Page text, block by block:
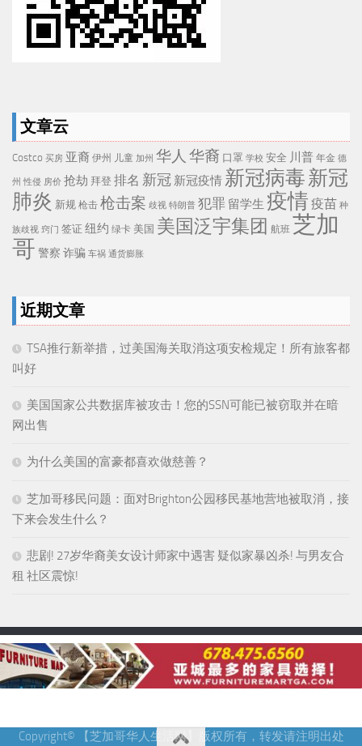
文章云
Costco 买房 亚裔 伊州 儿童 加州 华人 华裔 口罩 学校 安全 川普 年金 德
州 性侵 房价 抢劫 拜登 排名 新冠 新冠疫情 新冠病毒新冠
肺炎 新规 枪击 枪击案 歧视 特朗普 犯罪 留学生 疫情 疫苗 种
族歧视 窍门 签证 纽约 绿卡 美国 美国泛宇集团 航班 芝加
哥 警察 诈骗 车祸 通货膨胀
近期文章
TSA推行新举措，过美国海关取消这项安检规定！所有旅客都
叫好
美国国家公共数据库被攻击！您的SSN可能已被窃取并在暗
网出售
为什么美国的富豪都喜欢做慈善？
芝加哥移民问题：面对Brighton公园移民基地营地被取消，接
下来会发生什么？
悲剧! 27岁华裔美女设计师家中遇害 疑似家暴凶杀! 与男友合
租 社区震惊!
Copyright© 【芝加哥华人生活网】版权所有，转发请注明出处